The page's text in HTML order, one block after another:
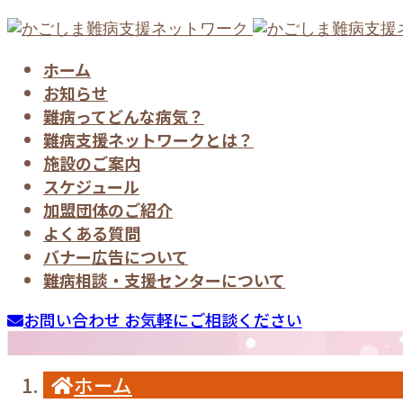
ホーム
お知らせ
難病ってどんな病気？
難病支援ネットワークとは？
施設のご案内
スケジュール
加盟団体のご紹介
よくある質問
バナー広告について
難病相談・支援センターについて
お問い合わせ お気軽にご相談ください
ホーム